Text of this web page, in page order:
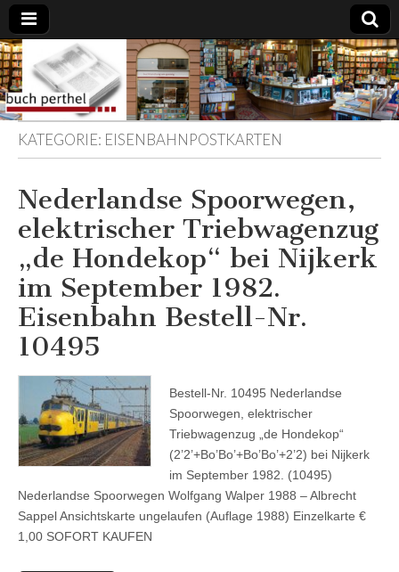
Buchhandlung
am Gasteig
KATEGORIE: EISENBAHNPOSTKARTEN
Nederlandse Spoorwegen,
elektrischer Triebwagenzug
„de Hondekop“ bei Nijkerk
im September 1982.
Eisenbahn Bestell-Nr.
10495
Bestell-Nr. 10495 Nederlandse
Spoorwegen, elektrischer
Triebwagenzug „de Hondekop“
(2’2’+Bo’Bo’+Bo’Bo’+2’2) bei Nijkerk
im September 1982. (10495)
Nederlandse Spoorwegen Wolfgang Walper 1988 – Albrecht
Sappel Ansichtskarte ungelaufen (Auflage 1988) Einzelkarte €
1,00 SOFORT KAUFEN